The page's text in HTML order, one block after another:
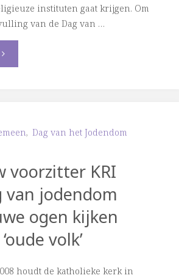
instituten gaat krijgen. Om
van de Dag van …
"Impulsdag
, Dag van het Jodendom
voorzitter KRI
van jodendom
ogen kijken
volk’
houdt de katholieke kerk in